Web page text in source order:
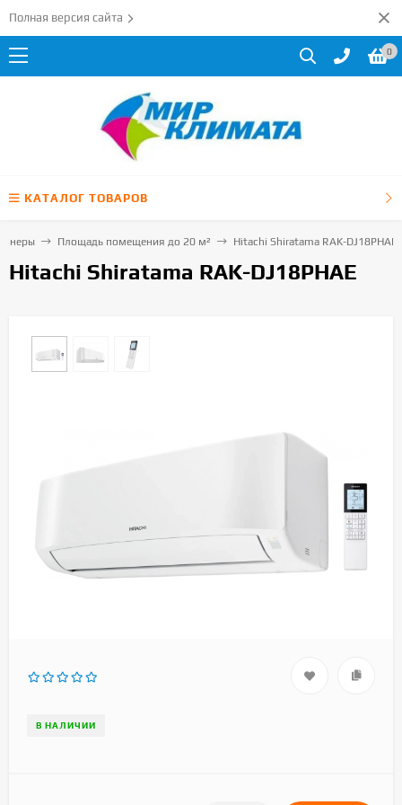
Полная версия сайта
0
КАТАЛОГ ТОВАРОВ
Площадь помещения до 20 м² Hitachi Shiratama RAK-DJ18PHAE
Hitachi Shiratama RAK-DJ18PHAE
В НАЛИЧИИ